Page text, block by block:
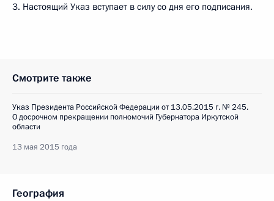
3. Настоящий Указ вступает в силу со дня его подписания.
Смотрите также
Указ Президента Российской Федерации от 13.05.2015 г. № 245.
О досрочном прекращении полномочий Губернатора Иркутской
области
13 мая 2015 года
География